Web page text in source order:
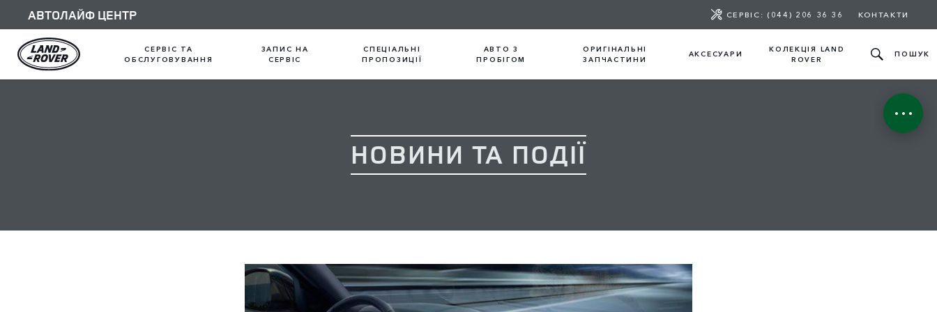
АВТОЛАЙФ ЦЕНТР СЕРВІС: (044) 206 36 36 КОНТАКТИ
СЕРВІС ТА
ОБСЛУГОВУВАННЯ
ЗАПИС НА
СЕРВІС
СПЕЦІАЛЬНІ
ПРОПОЗИЦІЇ
АВТО З
ПРОБІГОМ
ОРИГІНАЛЬНІ
ЗАПЧАСТИНИ
АКСЕСУАРИ
КОЛЕКЦІЯ LAND
ROVER
ПОШУК
НОВИНИ ТА ПОДІЇ